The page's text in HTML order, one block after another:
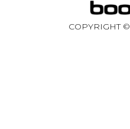
COPYRIGHT ©